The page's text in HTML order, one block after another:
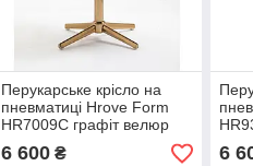
Перукарське крісло на
пневматиці Hrove Form
HR7009C графіт велюр
золота опора
6 600₴ 6